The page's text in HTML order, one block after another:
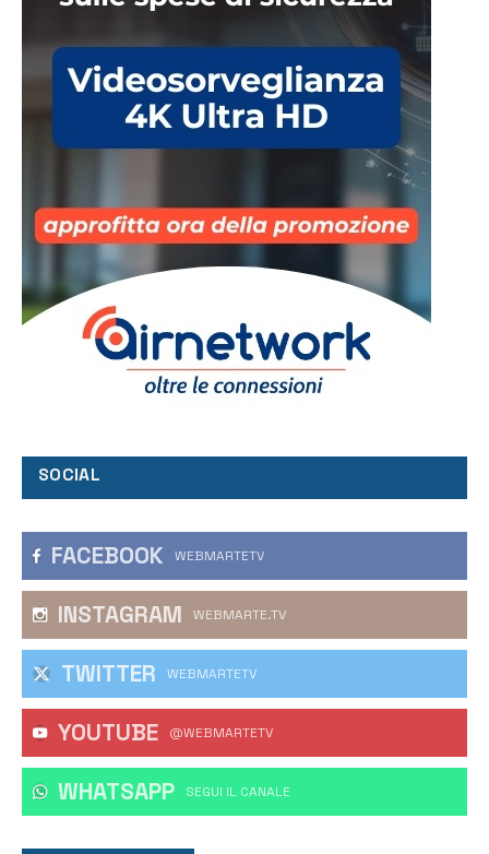
SOCIAL
FACEBOOK WEBMARTETV
INSTAGRAM WEBMARTE.TV
TWITTER WEBMARTETV
YOUTUBE @WEBMARTETV
WHATSAPP ‎SEGUI IL CANALE